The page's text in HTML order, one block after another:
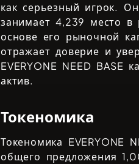
как серьезный игрок.
занимает4,239 место в
основе его рыночной
отражает доверие и
EVERYONE NEED BASE
актив.
Токеномика
Токеномика EVERYONE
общего предложения